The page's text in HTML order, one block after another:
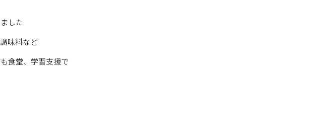
した
味料など
食堂、学習支援で